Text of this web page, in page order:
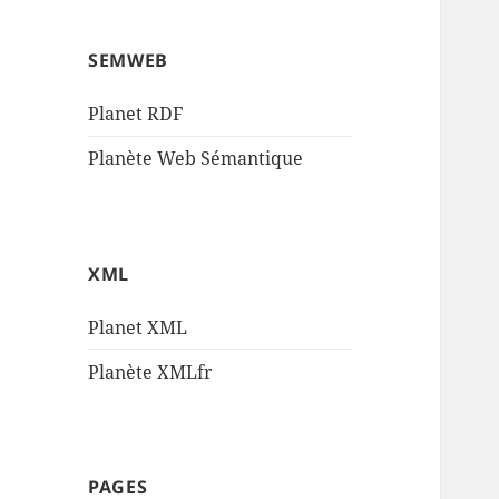
SEMWEB
Planet RDF
Planète Web Sémantique
XML
Planet XML
Planète XMLfr
PAGES